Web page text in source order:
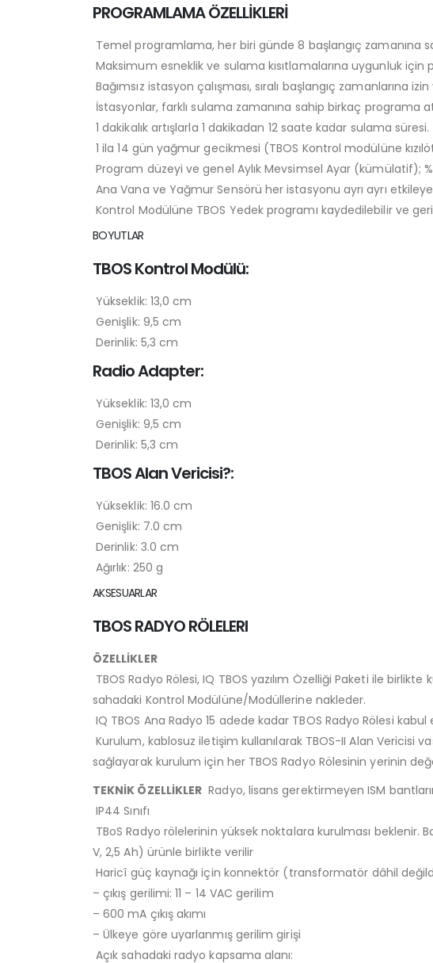
PROGRAMLAMA ÖZELLİKLERİ
Temel programlama, her biri günde 8 başlangıç zamanına
Maksimum esneklik ve sulama kısıtlamalarına uygunluk
Bağımsız istasyon çalışması, sıralı başlangıç zamanlarına
İstasyonlar, farklı sulama zamanına sahip birkaç programa
1 dakikalık artışlarla 1 dakikadan 12 saate kadar sulama süresi.
1 ila 14 gün yağmur gecikmesi (TBOS Kontrol modülüne
Program düzeyi ve genel Aylık Mevsimsel Ayar (kümülatif);
Ana Vana ve Yağmur Sensörü her istasyonu ayrı ayrı
Kontrol Modülüne TBOS Yedek programı kaydedilebilir ve
BOYUTLAR
TBOS Kontrol Modülü:
Yükseklik: 13,0 cm
Genişlik: 9,5 cm
Derinlik: 5,3 cm
Radio Adapter:
Yükseklik: 13,0 cm
Genişlik: 9,5 cm
Derinlik: 5,3 cm
TBOS Alan Vericisi?:
Yükseklik: 16.0 cm
Genişlik: 7.0 cm
Derinlik: 3.0 cm
Ağırlık: 250 g
AKSESUARLAR
TBOS RADYO RÖLELERI
ÖZELLİKLER
TBOS Radyo Rölesi, IQ TBOS yazılım Özelliği Paketi ile
sahadaki Kontrol Modülüne/Modüllerine nakleder.
IQ TBOS Ana Radyo 15 adede kadar TBOS Radyo Rölesi
Kurulum, kablosuz iletişim kullanılarak TBOS-II Alan Vericisi
sağlayarak kurulum için her TBOS Radyo Rölesinin yerinin
TEKNİK ÖZELLİKLER Radyo, lisans gerektirmeyen ISM
IP44 Sınıfı
TBoS Radyo rölelerinin yüksek noktalara kurulması beklenir.
V, 2,5 Ah) ürünle birlikte verilir
Haricî güç kaynağı için konnektör (transformatör dâhil
– çıkış gerilimi: 11 – 14 VAC gerilim
– 600 mA çıkış akımı
– Ülkeye göre uyarlanmış gerilim girişi
Açık sahadaki radyo kapsama alanı: